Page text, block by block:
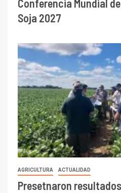
Conferencia Mundial
Soja 2027
AGRICULTURA ACTUALIDAD
Presetnaron